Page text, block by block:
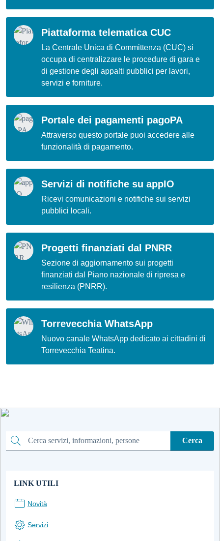
Piattaforma telematica CUC
La Centrale Unica di Committenza (CUC) si
occupa di centralizzare le procedure di gara e
di gestione degli appalti pubblici per lavori,
servizi e forniture.
Portale dei pagamenti pagoPA
Attraverso questo portale puoi accedere alle
funzionalità di pagamento.
Servizi di notifiche su appIO
Ricevi comunicazioni e notifiche sui servizi
pubblici locali.
Progetti finanziati dal PNRR
Sezione di aggiornamento sui progetti
finanziati dal Piano nazionale di ripresa e
resilienza (PNRR).
Torrevecchia WhatsApp
Nuovo canale WhatsApp dedicato ai cittadini di
Torrevecchia Teatina.
Cerca
Cerca
LINK UTILI
Novità
Servizi